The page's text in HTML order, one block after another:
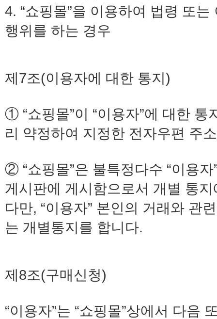
4. “쇼핑몰”을 이용하여 법령 또
행위를 하는 경우
제7조(이용자에 대한 통지)
① “쇼핑몰”이 “이용자”에 대한 통
리 약정하여 지정한 전자우편 주
② “쇼핑몰”은 불특정다수 “이용
게시판에 게시함으로서 개별 통
다만, “이용자” 본인의 거래와 관
는 개별통지를 합니다.
제8조(구매신청)
“이용자”는 “쇼핑몰”상에서 다음